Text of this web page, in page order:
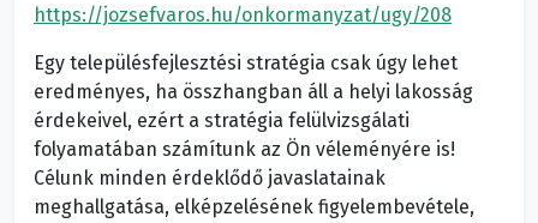
https://jozsefvaros.hu/onkormanyzat/ugy/208
Egy településfejlesztési stratégia csak úgy lehet
eredményes, ha összhangban áll a helyi lakosság
érdekeivel, ezért a stratégia felülvizsgálati
folyamatában számítunk az Ön véleményére is!
Célunk minden érdeklődő javaslatainak
meghallgatása, elképzelésének figyelembevétele,